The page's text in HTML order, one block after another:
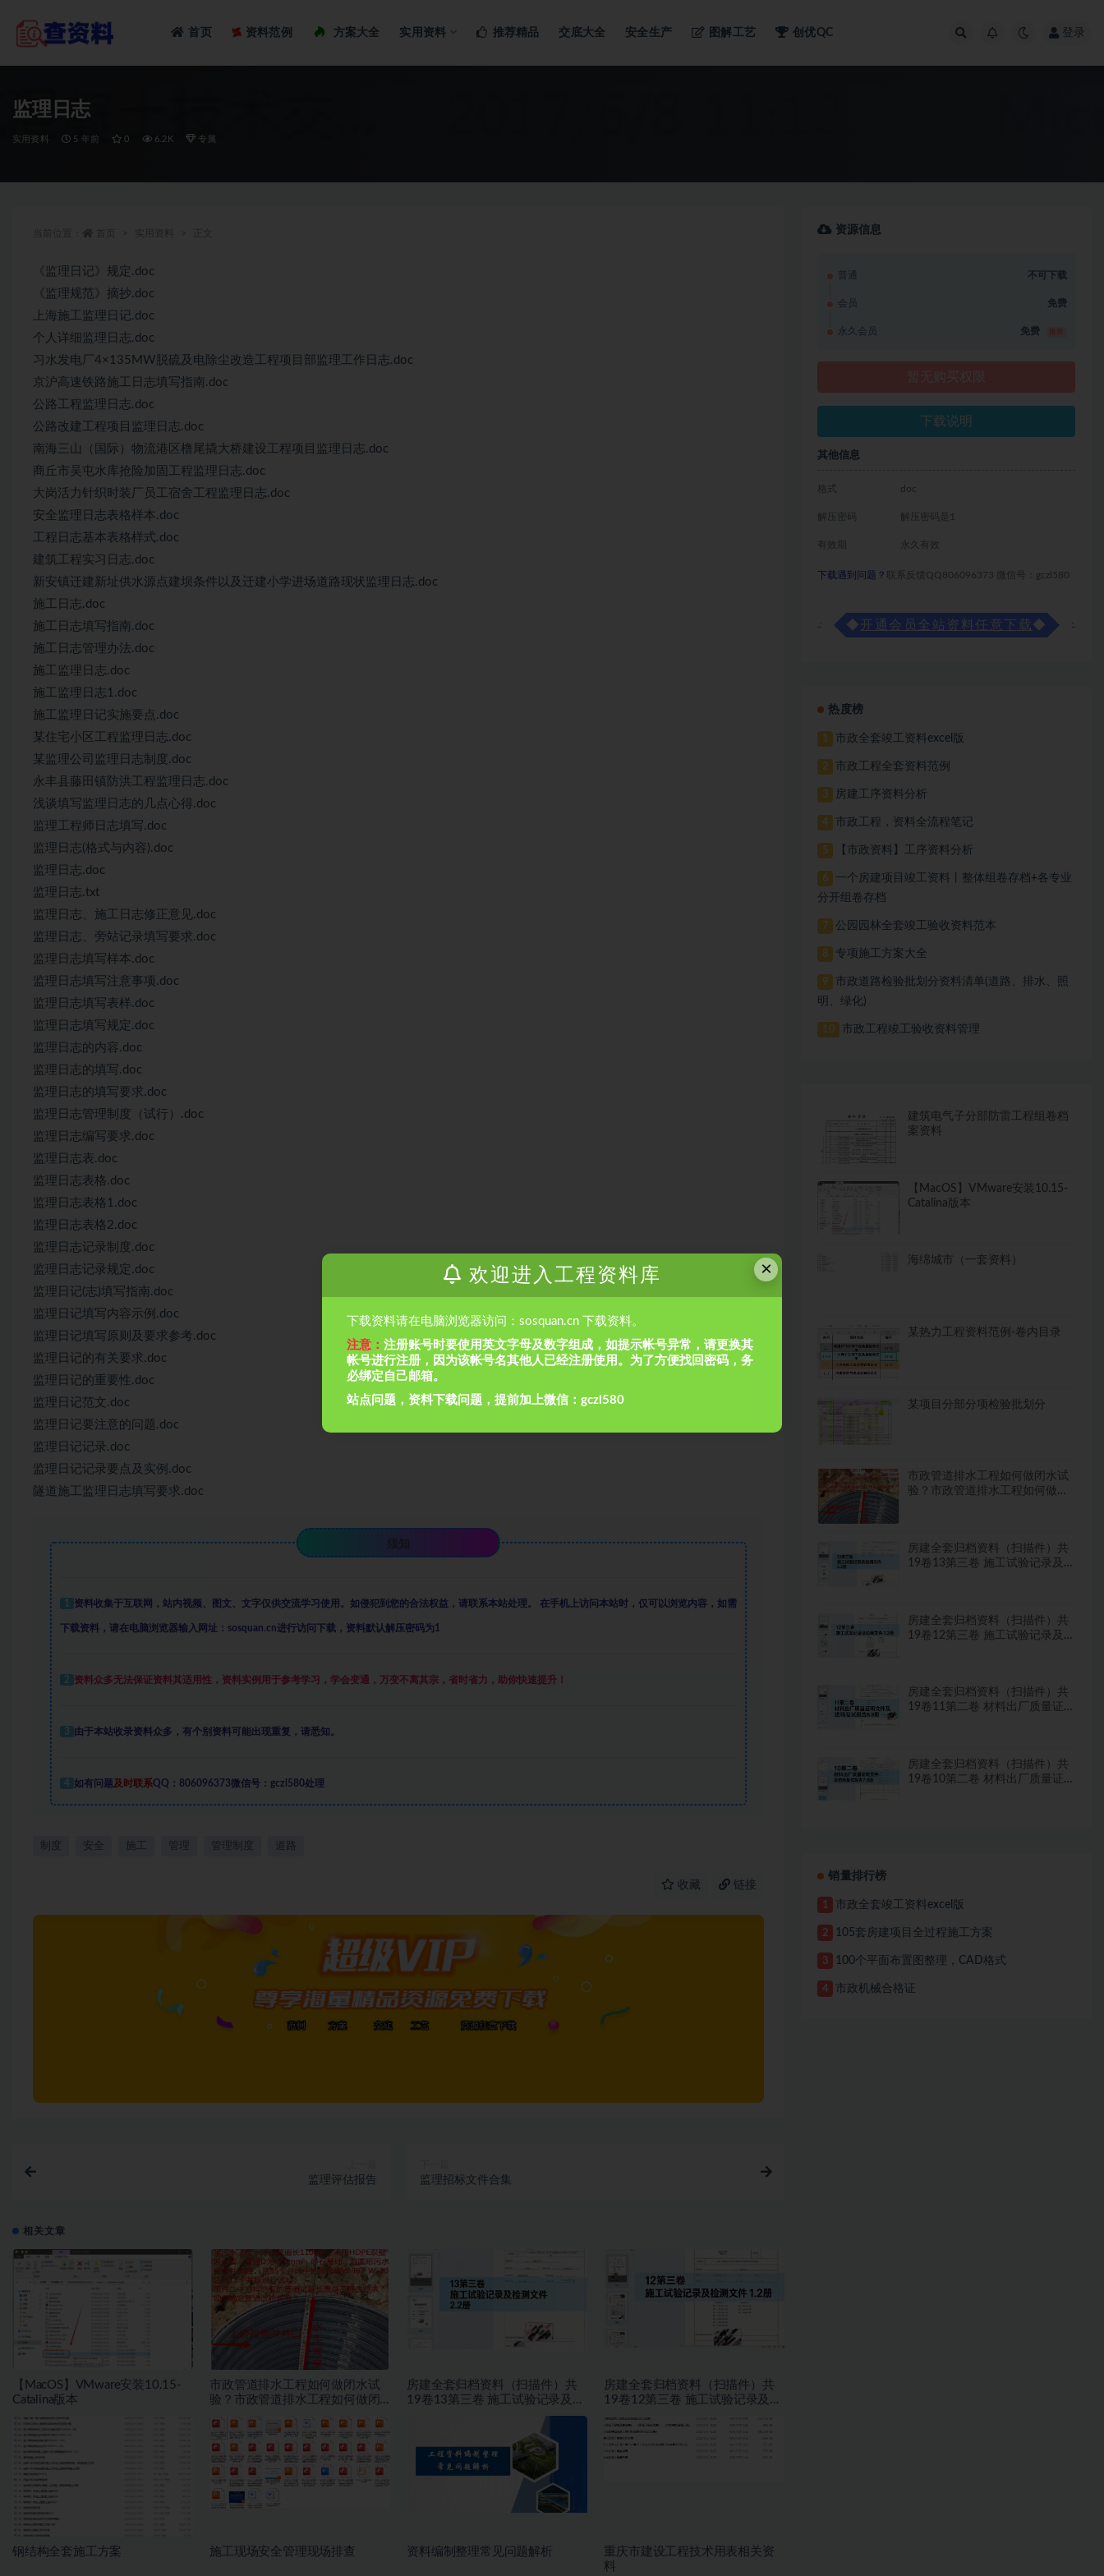
首页 资料范例 Loading…
方案大全 实用资料 推荐精品 交底大全 安全生产 图解工艺 创优QC 登录
监理日志
实用资料 5 年前 0 6.2K 专属
《监理日记》规定.doc
《监理规范》摘抄.doc
上海施工监理日记.doc
个人详细监理日志.doc
习水发电厂4×135MW脱硫及电除尘改造工程项目部监理工作日志.doc
京沪高速铁路施工日志填写指南.doc
公路工程监理日志.doc
公路改建工程项目监理日志.doc
南海三山（国际）物流港区橹尾撬大桥建设工程项目监理日志.doc
商丘市吴屯水库抢险加固工程监理日志.doc
大岗活力针织时装厂员工宿舍工程监理日志.doc
安全监理日志表格样本.doc
工程日志基本表格样式.doc
建筑工程实习日志.doc
新安镇迁建新址供水源点建坝条件以及迁建小学进场道路现状监理日志.doc
施工日志.doc
施工日志填写指南.doc
施工日志管理办法.doc
施工监理日志.doc
施工监理日志1.doc
施工监理日记实施要点.doc
某住宅小区工程监理日志.doc
某监理公司监理日志制度.doc
永丰县藤田镇防洪工程监理日志.doc
浅谈填写监理日志的几点心得.doc
监理工程师日志填写.doc
监理日志(格式与内容).doc
监理日志.doc
监理日志.txt
监理日志、施工日志修正意见.doc
监理日志、旁站记录填写要求.doc
监理日志填写样本.doc
监理日志填写注意事项.doc
监理日志填写表样.doc
监理日志填写规定.doc
监理日志的内容.doc
监理日志的填写.doc
监理日志的填写要求.doc
监理日志管理制度（试行）.doc
监理日志编写要求.doc
监理日志表.doc
监理日志表格.doc
监理日志表格1.doc
监理日志表格2.doc
监理日志记录制度.doc
监理日志记录规定.doc
监理日记(志)填写指南.doc
监理日记填写内容示例.doc
监理日记填写原则及要求参考.doc
监理日记的有关要求.doc
监理日记的重要性.doc
监理日记范文.doc
监理日记要注意的问题.doc
监理日记记录.doc
监理日记记录要点及实例.doc
隧道施工监理日志填写要求.doc
须知
1 资料收集于互联网 ， 站内视频、图文、文字仅供交流学习使用。如侵犯到您的合法权益，请联系本站处理。 在手机上访问本站时，仅可以浏览内容，如需
下载资料，请在电脑浏览器输入网址：sosquan.cn进行访问下载， 资料默认解压密码为1
2 资料众多无法保证资料其适用性，资料实例 用于参考学习，学会变通，万变不离其宗，省时省力，助你快速提升！
3 由于本站收录资料众多，有个别资料可能出现重复，请悉知。
4 如有问题及时联系QQ：806096373微信号：gczl580处理
制度 安全 施工 管理 管理制度 道路
收藏 链接
监理评估报告 监理招标文件合集
相关文章
【MacOS】VMware安装10.15-
Catalina版本
市政管道排水工程如何做闭水试
验？市政管道排水工程如何做闭
房建全套归档资料（扫描件）共
19卷13第三卷 施工试验记录及检
房建全套归档资料（扫描件）共
19卷12第三卷 施工试验记录及检
钢结构全套施工方案 施工现场安全管理现场排查 资料编制整理常见问题解析
重庆市建设工程技术用表相关资
料
资源信息
普通 不可下载
会员 免费
永久会员 免费
下载说明
其他信息
格式 doc
解压密码 解压密码是1
有效期 永久有效
下载遇到问题？ 联系反馈QQ806096373 微信号：gczl580
◆ 开通会员全站资料任意下载◆
热度榜
1 市政全套竣工资料excel版
2 市政工程全套资料范例
3 房建工序资料分析
4 市政工程，资料全流程笔记
5 【市政资料】工序资料分析
6
一个房建项目竣工资料丨整体组卷存档+各专业
分开组卷存档
7 公园园林全套竣工验收资料范本
8 专项施工方案大全
9
市政道路检验批划分资料清单(道路、排水、照
明、绿化)
10 市政工程竣工验收资料管理
建筑电气子分部防雷工程组卷档
案资料
【MacOS】VMware安装10.15-
Catalina版本
海绵城市（一套资料）
某热力工程资料范例-卷内目录
某项目分部分项检验批划分
市政管道排水工程如何做闭水试
验？市政管道排水工程如何做闭
房建全套归档资料（扫描件）共
19卷13第三卷 施工试验记录及
房建全套归档资料（扫描件）共
19卷12第三卷 施工试验记录及
房建全套归档资料（扫描件）共
19卷11第二卷 材料出厂质量证
房建全套归档资料（扫描件）共
19卷10第二卷 材料出厂质量证
销量排行榜
1 市政全套竣工资料excel版
2 105套房建项目全过程施工方案
3 100个平面布置图整理，CAD格式
4 市政机械合格证
×
欢迎进入工程资料库
下载资料请在电脑浏览器访问：sosquan.cn 下载资料。
注意： 注册账号时要使用英文字母及数字组成，如提示帐号异常，请更换其
帐号进行注册，因为该帐号名其他人已经注册使用。为了方便找回密码，务
必绑定自己邮箱。
站点问题，资料下载问题，提前加上微信：gczl580